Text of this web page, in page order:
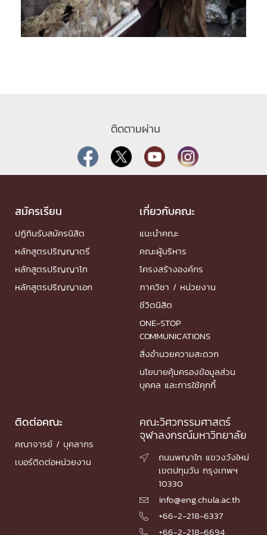
ติดตามผ่าน
สมัครเรียน
ปฏิทินรับสมัครนิสิต
หลักสูตรปริญญาตรี
หลักสูตรปริญญาโท
หลักสูตรปริญญาเอก
เกี่ยวกับคณะ
แนะนำคณะ
คณะผู้บริหาร
โครงสร้างองค์กร
ภาควิชา / หน่วยงาน
ชีวิตนิสิต
ONE-STOP
COMMUNICATIONS
สิ่งอำนวยความสะดวก
นโยบายคุ้มครองข้อมูลส่วน
บุคคล และการใช้คุกกี้
ติดต่อคณะ
คณาจารย์ / บุคลากร
เบอร์ติดต่อหน่วยงาน
คณะวิศวกรรมศาสตร์
จุฬาลงกรณ์มหาวิทยาลัย

ถนนพญาไท แขวงวังใหม่
เขตปทุมวัน กรุงเทพฯ
10330
 info@eng.chula.ac.th
 +66-2-218-6337
 +66-2-218-6694